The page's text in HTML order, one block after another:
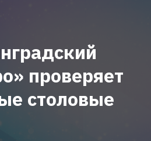
проверяет
столовые